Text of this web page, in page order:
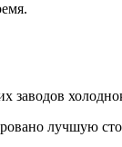
лучшую